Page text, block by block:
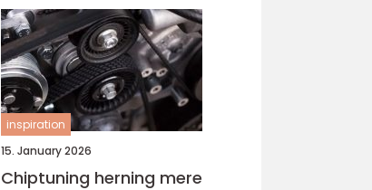
inspiration
15. January 2026
Chiptuning herning mere